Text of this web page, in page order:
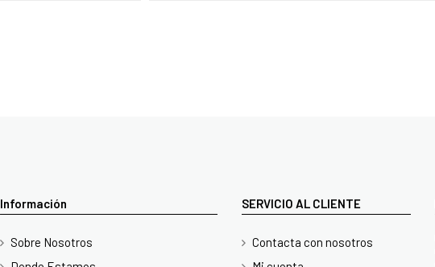
Información
Sobre Nosotros
SERVICIO AL CLIENTE
Contacta con nosotros